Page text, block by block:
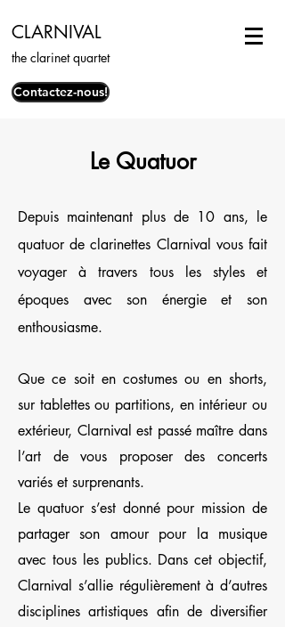
CLARNIVAL
the clarinet quartet
Contactez-nous!
Le Quatuor
Depuis maintenant plus de 10 ans, le
quatuor de clarinettes Clarnival vous fait
voyager à travers tous les styles et
époques avec son énergie et son
enthousiasme.
Que ce soit en costumes ou en shorts,
sur tablettes ou partitions, en intérieur ou
extérieur, Clarnival est passé maître dans
l’art de vous proposer des concerts
variés et surprenants.
Le quatuor s’est donné pour mission de
partager son amour pour la musique
avec tous les publics. Dans cet objectif,
Clarnival s’allie régulièrement à d’autres
disciplines artistiques afin de diversifier